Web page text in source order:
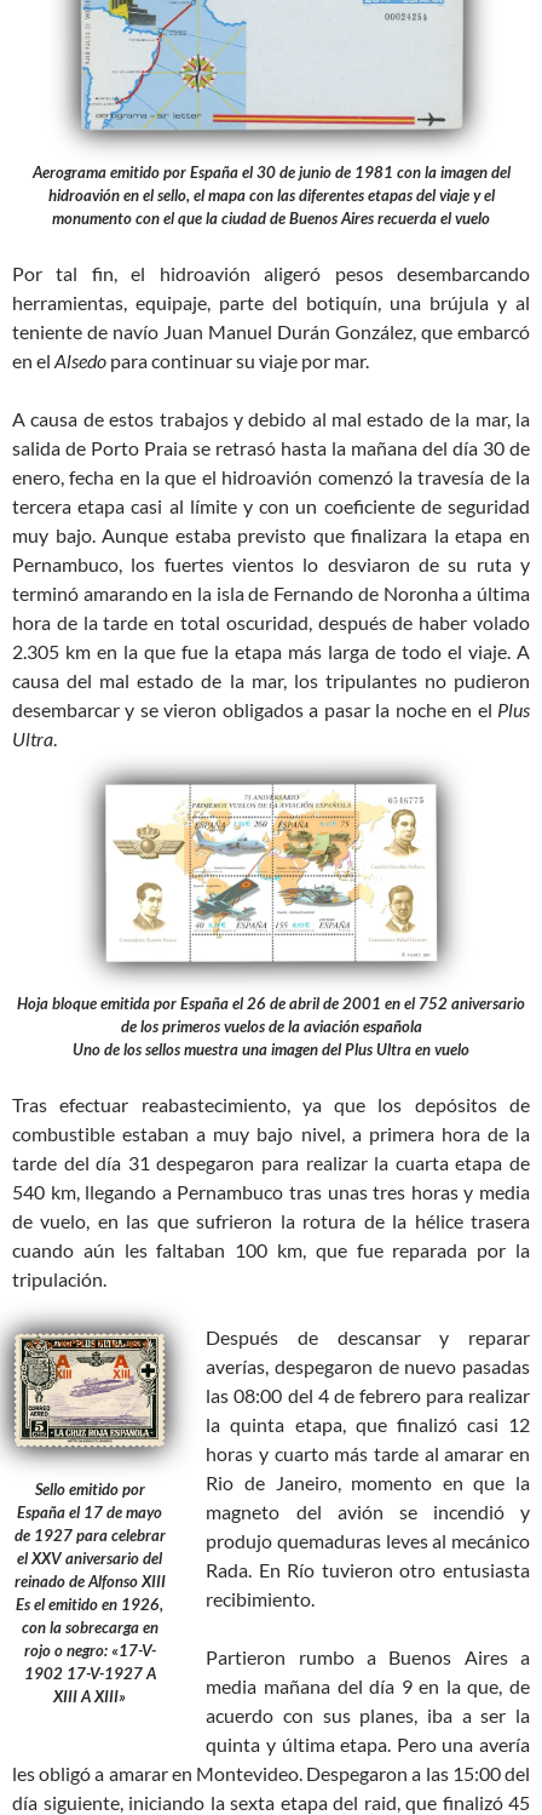
Aerograma emitido por España el 30 de junio de 1981 con la imagen del
hidroavión en el sello, el mapa con las diferentes etapas del viaje y el
monumento con el que la ciudad de Buenos Aires recuerda el vuelo
Por tal fin, el hidroavión aligeró pesos desembarcando
herramientas, equipaje, parte del botiquín, una brújula y al
teniente de navío Juan Manuel Durán González, que embarcó
en el Alsedo para continuar su viaje por mar.
A causa de estos trabajos y debido al mal estado de la mar, la
salida de Porto Praia se retrasó hasta la mañana del día 30 de
enero, fecha en la que el hidroavión comenzó la travesía de la
tercera etapa casi al límite y con un coeficiente de seguridad
muy bajo. Aunque estaba previsto que finalizara la etapa en
Pernambuco, los fuertes vientos lo desviaron de su ruta y
terminó amarando en la isla de Fernando de Noronha a última
hora de la tarde en total oscuridad, después de haber volado
2.305 km en la que fue la etapa más larga de todo el viaje. A
causa del mal estado de la mar, los tripulantes no pudieron
desembarcar y se vieron obligados a pasar la noche en el Plus
Ultra.
Hoja bloque emitida por España el 26 de abril de 2001 en el 752 aniversario
de los primeros vuelos de la aviación española
Uno de los sellos muestra una imagen del Plus Ultra en vuelo
Tras efectuar reabastecimiento, ya que los depósitos de
combustible estaban a muy bajo nivel, a primera hora de la
tarde del día 31 despegaron para realizar la cuarta etapa de
540 km, llegando a Pernambuco tras unas tres horas y media
de vuelo, en las que sufrieron la rotura de la hélice trasera
cuando aún les faltaban 100 km, que fue reparada por la
tripulación.
Sello emitido por
España el 17 de mayo
de 1927 para celebrar
el XXV aniversario del
reinado de Alfonso XIII
Es el emitido en 1926,
con la sobrecarga en
rojo o negro: «17-V-
1902 17-V-1927 A
XIII A XIII»
Después de descansar y reparar
averías, despegaron de nuevo pasadas
las 08:00 del 4 de febrero para realizar
la quinta etapa, que finalizó casi 12
horas y cuarto más tarde al amarar en
Rio de Janeiro, momento en que la
magneto del avión se incendió y
produjo quemaduras leves al mecánico
Rada. En Río tuvieron otro entusiasta
recibimiento.
Partieron rumbo a Buenos Aires a
media mañana del día 9 en la que, de
acuerdo con sus planes, iba a ser la
quinta y última etapa. Pero una avería
les obligó a amarar en Montevideo. Despegaron a las 15:00 del
día siguiente, iniciando la sexta etapa del raid, que finalizó 45